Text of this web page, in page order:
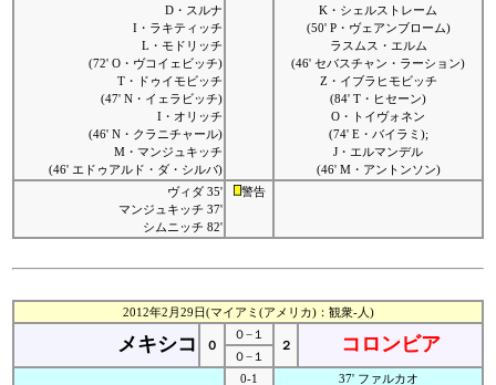
D・スルナ
I・ラキティッチ
L・モドリッチ
(72' O・ヴコイェビッチ)
T・ドゥイモビッチ
(47' N・イェラビッチ)
I・オリッチ
(46' N・クラニチャール)
M・マンジュキッチ
(46' エドゥアルド・ダ・シルバ)
K・シェルストレーム
(50' P・ヴェアンブローム)
ラスムス・エルム
(46' セバスチャン・ラーション)
Z・イブラヒモビッチ
(84' T・ヒセーン)
O・トイヴォネン
(74' E・バイラミ);
J・エルマンデル
(46' M・アントンソン)
ヴィダ 35'
マンジュキッチ 37'
シムニッチ 82'
警告
2012年2月29日(マイアミ(アメリカ)：観衆-人)
メキシコ ０
０−１
２
コロンビア
０−１
0-1
37' ファルカオ